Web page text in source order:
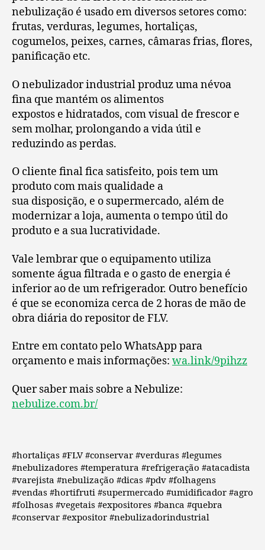
nebulização é usado em diversos setores como:
frutas, verduras, legumes, hortaliças,
cogumelos, peixes, carnes, câmaras frias, flores,
panificação etc.
O nebulizador industrial produz uma névoa
fina que mantém os alimentos
expostos e hidratados, com visual de frescor e
sem molhar, prolongando a vida útil e
reduzindo as perdas.
O cliente final fica satisfeito, pois tem um
produto com mais qualidade a
sua disposição, e o supermercado, além de
modernizar a loja, aumenta o tempo útil do
produto e a sua lucratividade.
Vale lembrar que o equipamento utiliza
somente água filtrada e o gasto de energia é
inferior ao de um refrigerador. Outro benefício
é que se economiza cerca de 2 horas de mão de
obra diária do repositor de FLV.
Entre em contato pelo WhatsApp para
orçamento e mais informações: wa.link/9pihzz
Quer saber mais sobre a Nebulize:
nebulize.com.br/
#hortaliças #FLV #conservar #verduras #legumes
#nebulizadores #temperatura #refrigeração #atacadista
#varejista #nebulização #dicas #pdv #folhagens
#vendas #hortifruti #supermercado #umidificador #agro
#folhosas #vegetais #expositores #banca #quebra
#conservar #expositor #nebulizadorindustrial